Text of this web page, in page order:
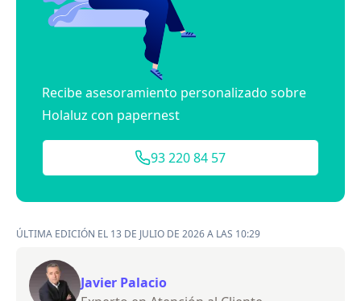
Recibe asesoramiento personalizado sobre
Holaluz con papernest
93 220 84 57
ÚLTIMA EDICIÓN EL 13 DE JULIO DE 2026 A LAS 10:29
Javier Palacio